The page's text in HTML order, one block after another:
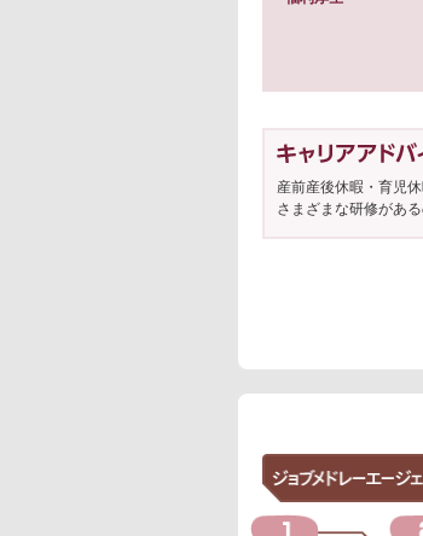
産前産後休暇・育児
さまざまな研修があ